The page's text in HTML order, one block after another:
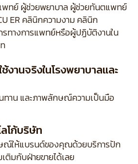
ทย์ ผู้ช่วยพยาบาล ผู้ช่วยทันตแพทย์
ER คลินิกความงาม คลินิก
ทางการแพทย์หรือผู้ปฏิบัติงานใน
งานจริงในโรงพยาบาลและ
ทาน และภาพลักษณ์ความเป็นมือ
โก้บริษัท
ณ์ให้แบรนด์ของคุณด้วยบริการปัก
มกับฝ่ายขายได้เลย